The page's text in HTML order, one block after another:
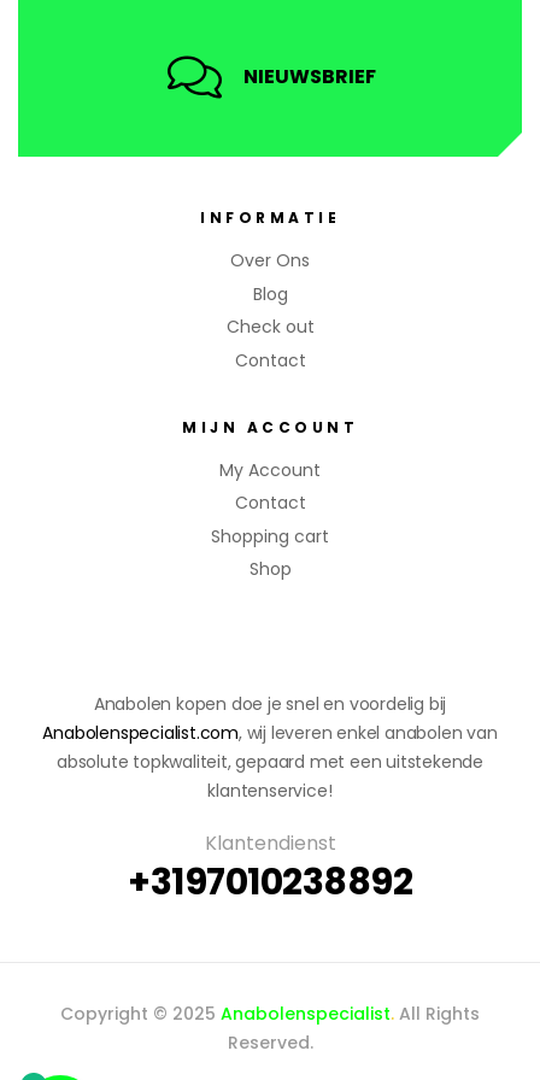
Anabolen kopen doe je snel en voordelig bij
Anabolenspecialist.com, wij leveren enkel anabolen van
absolute topkwaliteit, gepaard met een uitstekende
klantenservice!
Klantendienst
+3197010238892
NIEUWSBRIEF
INFORMATIE
Over Ons
Blog
Check out
Contact
MIJN ACCOUNT
My Account
Contact
Shopping cart
Shop
Copyright © 2025 Anabolenspecialist. All Rights
Reserved.